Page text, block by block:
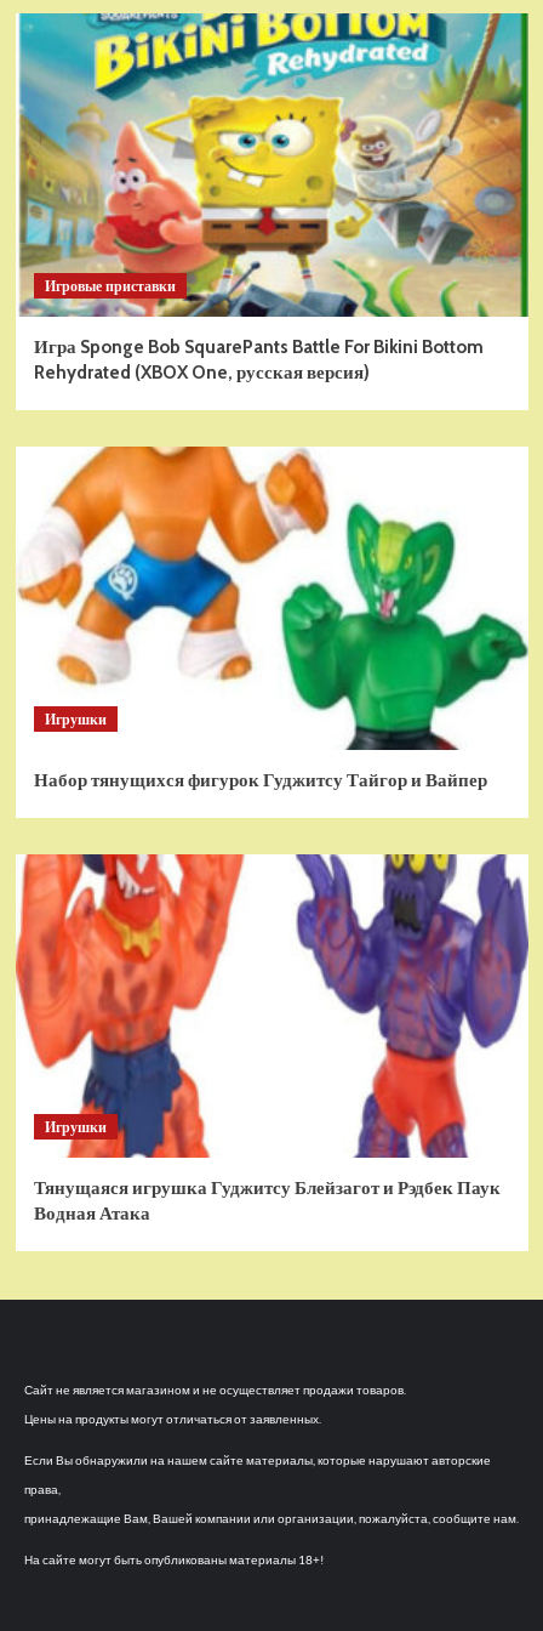
Игровые приставки
Игра Sponge Bob SquarePants Battle For Bikini Bottom
Rehydrated (XBOX One, русская версия)
Игрушки
Набор тянущихся фигурок Гуджитсу Тайгор и Вайпер
Игрушки
Тянущаяся игрушка Гуджитсу Блейзагот и Рэдбек Паук
Водная Атака
Сайт не является магазином и не осуществляет продажи товаров.
Цены на продукты могут отличаться от заявленных.
Если Вы обнаружили на нашем сайте материалы, которые нарушают авторские
права,
принадлежащие Вам, Вашей компании или организации, пожалуйста, сообщите нам.
На сайте могут быть опубликованы материалы 18+!